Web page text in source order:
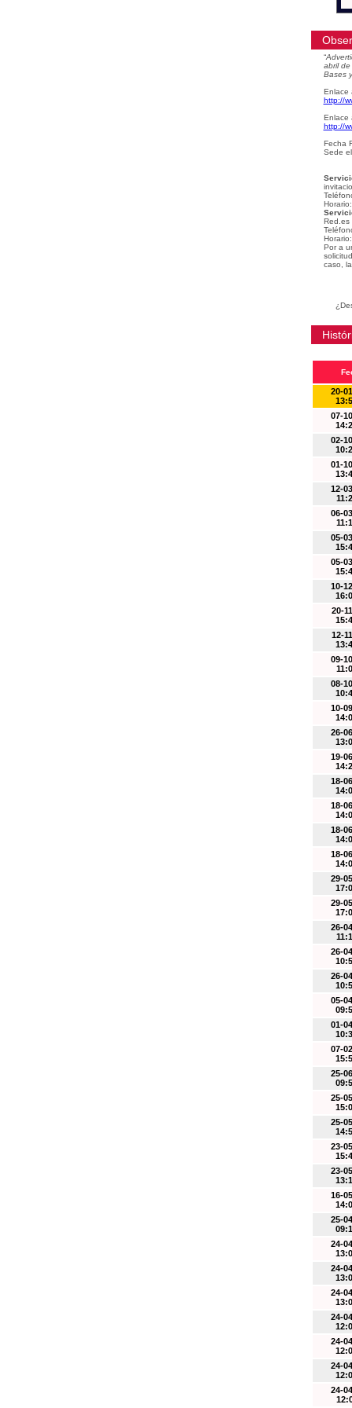
“
abril
Bases
Enlace
http://
Enlace
http://
Fecha
Sede
Red.es
Por a
caso,
20-
07-
02-
01-
12-
06-
05-
05-
10-
20-
12-
09-
08-
10-
26-
19-
18-
18-
18-
18-
29-
29-
26-
26-
26-
05-
01-
07-
25-
25-
25-
23-
23-
16-
25-
24-
24-
24-
24-
24-
24-
24-